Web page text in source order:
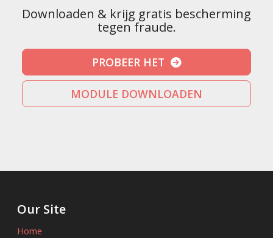
Downloaden & krijg gratis bescherming
tegen fraude.
PROBEER HET
MODULE DOWNLOADEN
Our Site
Home